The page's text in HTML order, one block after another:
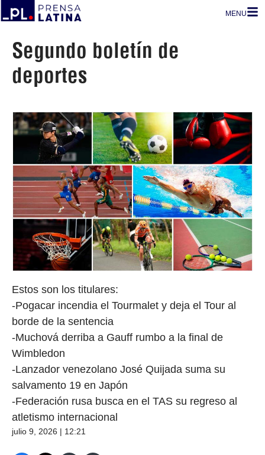
MENU
Segundo boletín de
deportes
Estos son los titulares:
-Pogacar incendia el Tourmalet y deja el Tour al
borde de la sentencia
-Muchová derriba a Gauff rumbo a la final de
Wimbledon
-Lanzador venezolano José Quijada suma su
salvamento 19 en Japón
-Federación rusa busca en el TAS su regreso al
atletismo internacional
julio 9, 2026 | 12:21